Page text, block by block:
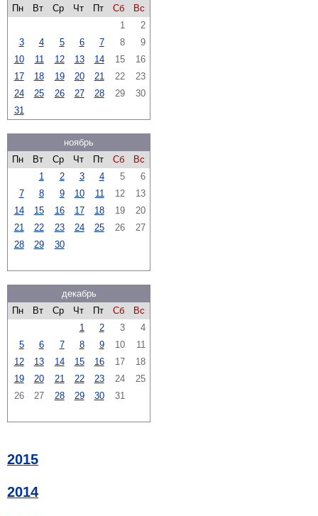
Пн Вт Ср Чт Пт Сб
Вс
1
2
3
4 5 6 7 8
9
10
11 12 13 14 15
16
17
18 19 20 21 22
23
24
25 26 27 28 29
30
31
ноябрь
Пн
Вт Ср Чт Пт Сб
Вс
1
2 3 4 5
6
7
8 9 10 11 12
13
14
15 16 17 18 19
20
21
22 23 24 25 26
27
28
29 30
декабрь
Пн
Вт Ср Чт Пт Сб
Вс
1
2 3
4
5
6 7 8 9 10
11
12
13 14 15 16 17
18
19
20 21 22 23 24
25
26
27 28 29 30 31
2015
2014